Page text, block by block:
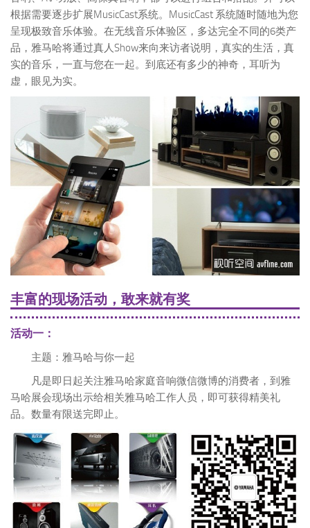
根据需要逐步扩展MusicCast系统。MusicCast 系统随时随地为您
呈现极致音乐体验。在无线音乐体验区，多达完全不同的6类产
品，雅马哈将通过真人Show来向来访者说明，真实的生活，真
实的音乐，一直与您在一起。到底还有多少的神奇，耳听为
虚，眼见为实。
丰富的现场活动，敢来就有奖
活动一：
主题：雅马哈与你一起
凡是即日起关注雅马哈家庭音响微信微博的消费者，到雅
马哈展会现场出示给相关雅马哈工作人员，即可获得精美礼
品。数量有限送完即止。